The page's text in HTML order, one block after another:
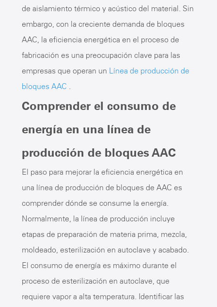
de aislamiento térmico y acústico del material. Sin
embargo, con la creciente demanda de bloques
AAC, la eficiencia energética en el proceso de
fabricación es una preocupación clave para las
empresas que operan un Línea de producción de
bloques AAC .
Comprender el consumo de
energía en una línea de
producción de bloques AAC
El paso para mejorar la eficiencia energética en
una línea de producción de bloques de AAC es
comprender dónde se consume la energía.
Normalmente, la línea de producción incluye
etapas de preparación de materia prima, mezcla,
moldeado, esterilización en autoclave y acabado.
El consumo de energía es máximo durante el
proceso de esterilización en autoclave, que
requiere vapor a alta temperatura. Identificar las